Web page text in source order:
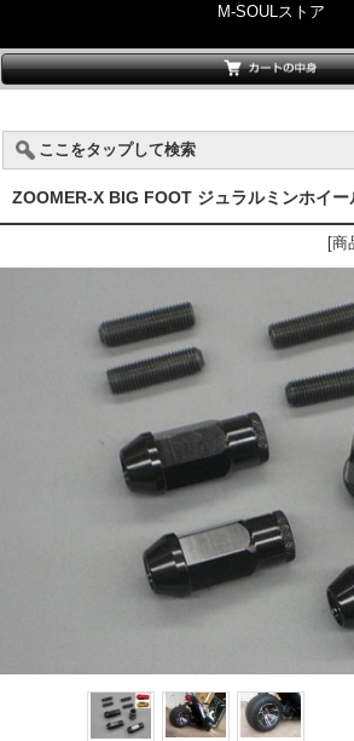
M-SOULストア
ここをタップして検索
ZOOMER-X BIG FOOT ジュラルミンホイ
[商